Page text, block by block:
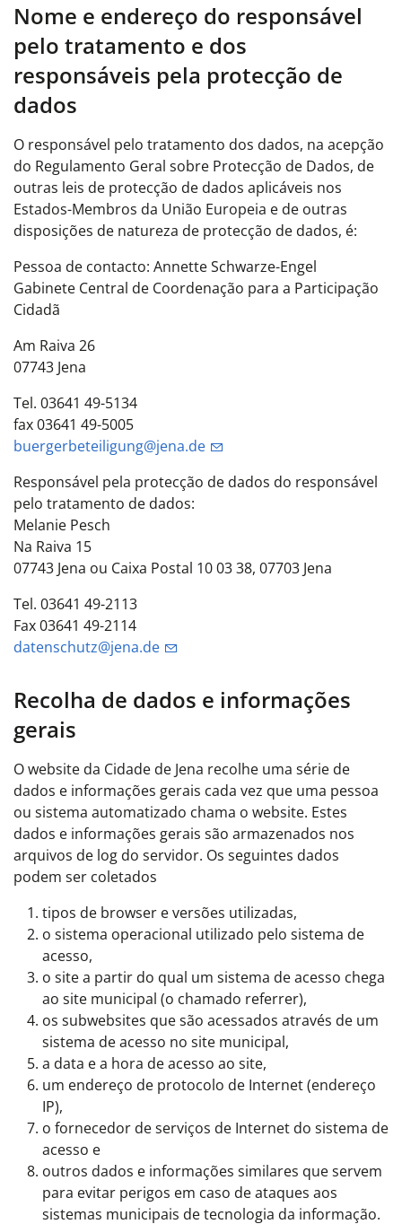
Nome e endereço do responsável
pelo tratamento e dos
responsáveis pela protecção de
dados
O responsável pelo tratamento dos dados, na acepção
do Regulamento Geral sobre Protecção de Dados, de
outras leis de protecção de dados aplicáveis nos
Estados-Membros da União Europeia e de outras
disposições de natureza de protecção de dados, é:
Pessoa de contacto: Annette Schwarze-Engel
Gabinete Central de Coordenação para a Participação
Cidadã
Am Raiva 26
07743 Jena
Tel. 03641 49-5134
fax 03641 49-5005
buergerbeteiligung@jena.de
Responsável pela protecção de dados do responsável
pelo tratamento de dados:
Melanie Pesch
Na Raiva 15
07743 Jena ou Caixa Postal 10 03 38, 07703 Jena
Tel. 03641 49-2113
Fax 03641 49-2114
datenschutz@jena.de
Recolha de dados e informações
gerais
O website da Cidade de Jena recolhe uma série de
dados e informações gerais cada vez que uma pessoa
ou sistema automatizado chama o website. Estes
dados e informações gerais são armazenados nos
arquivos de log do servidor. Os seguintes dados
podem ser coletados
tipos de browser e versões utilizadas,
o sistema operacional utilizado pelo sistema de
acesso,
o site a partir do qual um sistema de acesso chega
ao site municipal (o chamado referrer),
os subwebsites que são acessados através de um
sistema de acesso no site municipal,
a data e a hora de acesso ao site,
um endereço de protocolo de Internet (endereço
IP),
o fornecedor de serviços de Internet do sistema de
acesso e
outros dados e informações similares que servem
para evitar perigos em caso de ataques aos
sistemas municipais de tecnologia da informação.